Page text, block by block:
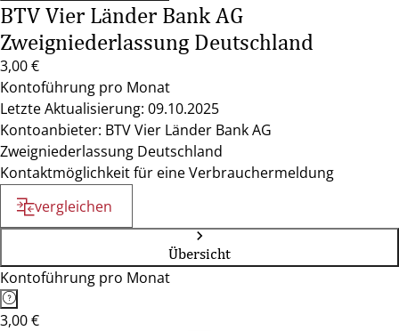
BTV Vier Länder Bank AG
Zweigniederlassung Deutschland
3,00 €
Kontoführung pro Monat
Letzte Aktualisierung: 09.10.2025
Kontoanbieter: BTV Vier Länder Bank AG
Zweigniederlassung Deutschland
Kontaktmöglichkeit für eine Verbrauchermeldung
vergleichen
Übersicht
Kontoführung pro Monat
3,00 €